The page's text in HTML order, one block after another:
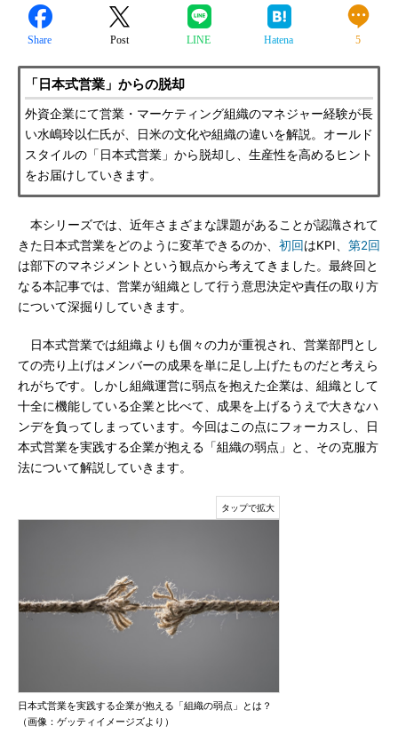
Share Post LINE Hatena 5
「日本式営業」からの脱却
外資企業にて営業・マーケティング組織のマネジャー経験が長
い水嶋玲以仁氏が、日米の文化や組織の違いを解説。オールド
スタイルの「日本式営業」から脱却し、生産性を高めるヒント
をお届けしていきます。
本シリーズでは、近年さまざまな課題があることが認識されて
きた日本式営業をどのように変革できるのか、 初回はKPI、 第2回
は部下のマネジメントという観点から考えてきました。最終回と
なる本記事では、営業が組織として行う意思決定や責任の取り方
について深掘りしていきます。
日本式営業では組織よりも個々の力が重視され、営業部門とし
ての売り上げはメンバーの成果を単に足し上げたものだと考えら
れがちです。しかし組織運営に弱点を抱えた企業は、組織として
十全に機能している企業と比べて、成果を上げるうえで大きなハ
ンデを負ってしまっています。今回はこの点にフォーカスし、日
本式営業を実践する企業が抱える「組織の弱点」と、その克服方
法について解説していきます。
日本式営業を実践する企業が抱える「組織の弱点」とは？
（画像：ゲッティイメージズより）